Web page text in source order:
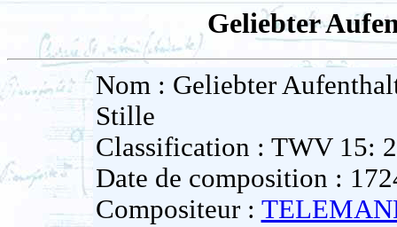
Geliebter
Nom : Geliebter
Stille
Classification : TWV 15:
Date de composition :
Compositeur :